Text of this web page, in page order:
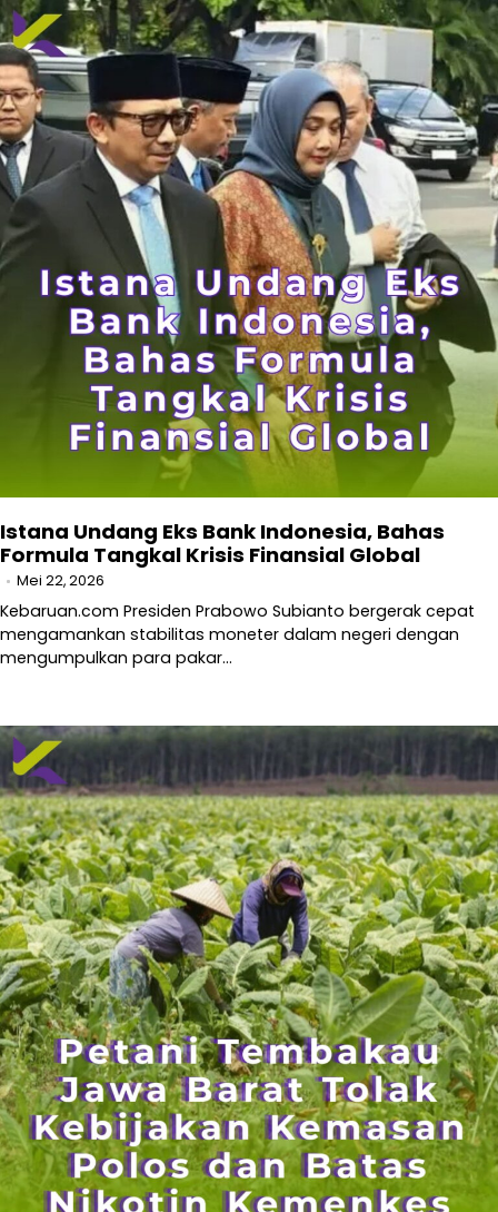
Istana Undang Eks Bank Indonesia, Bahas
Formula Tangkal Krisis Finansial Global
Mei 22, 2026
Kebaruan.com Presiden Prabowo Subianto bergerak cepat
mengamankan stabilitas moneter dalam negeri dengan
mengumpulkan para pakar…